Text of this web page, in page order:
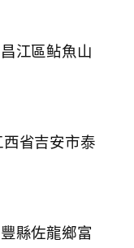
區鲇魚山
省吉安市泰
佐龍鄉富